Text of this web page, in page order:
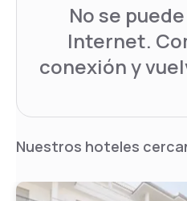
No se
Internet.
conexión y
Nuestros hoteles